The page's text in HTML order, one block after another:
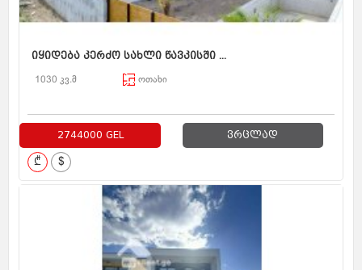
იყიდება კერძო სახლი წავკისში ...
1030 კვ.მ ოთახი
2744000 GEL ვრცლად
₾ $